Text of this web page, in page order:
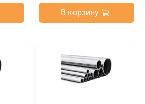
В корзину